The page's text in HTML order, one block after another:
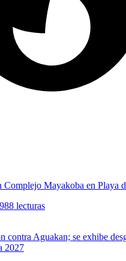
Complejo Mayakoba en Playa
lecturas
contra Aguakan; se exhibe
2027